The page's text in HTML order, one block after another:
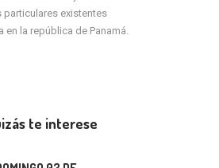
particulares existentes
en la república de Panamá.
te interese